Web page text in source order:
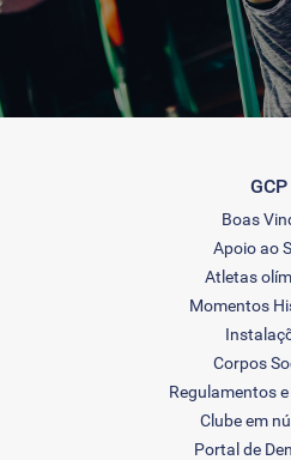
GCP
Boas
Apoio ao
Atletas
Momentos
Corpos
Regulamentos
Clube em
Portal de